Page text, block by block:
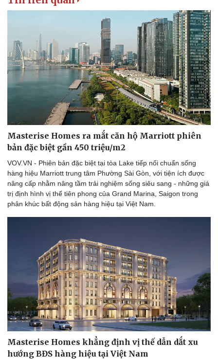
Phòng mạch online
Masterise Homes ra mắt căn hộ Marriott phiên
bản đặc biệt gần 450 triệu/m2
VOV.VN - Phiên bản đặc biệt tại tòa Lake tiếp nối chuẩn sống
hàng hiệu Marriott trung tâm Phường Sài Gòn, với tiện ích được
nâng cấp nhằm nâng tầm trải nghiệm sống siêu sang - những giá
trị định hình vị thế tiên phong của Grand Marina, Saigon trong
phân khúc bất động sản hàng hiệu tại Việt Nam.
Masterise Homes khẳng định vị thế dẫn dắt xu
hướng BĐS hàng hiệu tại Việt Nam